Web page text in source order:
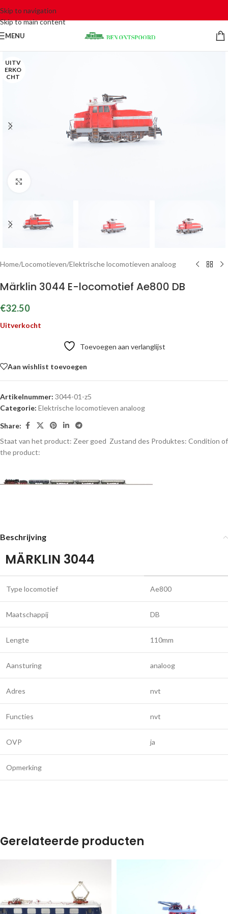
Skip to navigation
Skip to main content
MENU
UITV
ERKO
CHT
Home/Locomotieven/Elektrische locomotieven analoog
Märklin 3044 E-locomotief Ae800 DB
€32.50
Uitverkocht
Toevoegen aan verlanglijst
Aan wishlist toevoegen
Artikelnummer: 3044-01-z5
Categorie: Elektrische locomotieven analoog
Share:
Staat van het product: Zeer goed Zustand des Produktes: Condition of
the product:
Beschrijving
MÄRKLIN 3044
Type locomotief Ae800
Maatschappij DB
Lengte 110mm
Aansturing analoog
Adres nvt
Functies nvt
OVP ja
Opmerking
Gerelateerde producten